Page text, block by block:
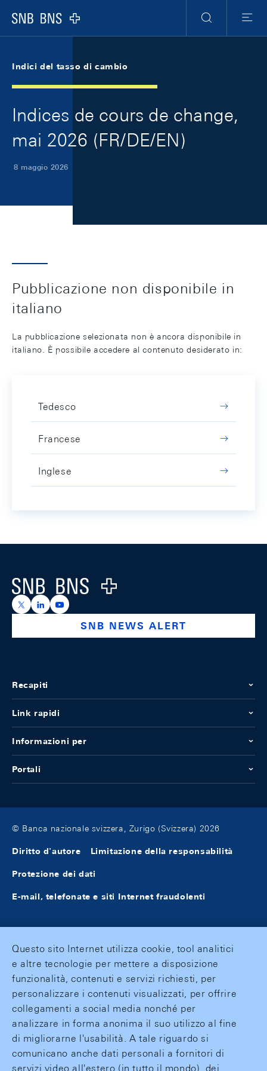
Logo
Ricerca
Menu
Indici del tasso di cambio
Indices de cours de change,
mai 2026 (FR/DE/EN)
8 maggio 2026
Pubblicazione non disponibile in
italiano
La pubblicazione selezionata non è ancora disponibile in
italiano. È possibile accedere al contenuto desiderato in:
Tedesco
Francese
Inglese
Logo
https://x.com/snb_bns
https://ch.linkedin.com/company/swiss-national-
https://www.youtube.com/@swissnationalbank
SNB NEWS ALERT
Recapiti
Link rapidi
Informazioni per
Portali
© Banca nazionale svizzera, Zurigo (Svizzera) 2026
Diritto d'autore Limitazione della responsabilità
Protezione dei dati
E-mail, telefonate e siti Internet fraudolenti
Questo sito Internet utilizza cookie, tool analitici
e altre tecnologie per mettere a disposizione
funzionalità, contenuti e servizi richiesti, per
personalizzare i contenuti visualizzati, per offrire
collegamenti a social media nonché per
analizzare in forma anonima il suo utilizzo al fine
di migliorarne l'usabilità. A tale riguardo si
comunicano anche dati personali a fornitori di
servizi video all'estero (in tutto il mondo), dei